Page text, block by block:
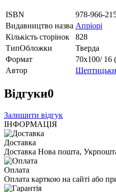
ISBN
978-966-
Видавництво назва Апріорі
Кількість сторінок
828
ТипОбложки
Тверда
Формат
70х100/ 16
Автор
Відгуки0
Залишити відгук
ІНФОРМАЦІЯ
Доставка
Доставка Нова пошта,
Оплата
Оплата карткою на сайті або